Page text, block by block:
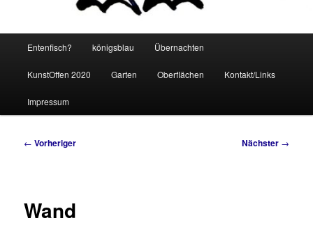
Entenfisch? königsblau Übernachten
KunstOffen 2020 Garten Oberflächen Kontakt/Links
Impressum
Beitragsnavigation
← Vorheriger Nächster →
Wand